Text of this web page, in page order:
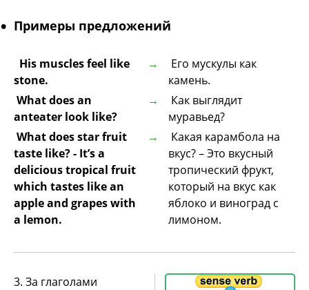
Примеры предложений
His muscles feel like
stone.
Его мускулы как
камень.
What does an
anteater look like?
Как выглядит
муравьед?
What does star fruit
taste like? - It’s a
delicious tropical fruit
which tastes like an
apple and grapes with
a lemon.
Какая карамбола на
вкус? – Это вкусный
тропический фрукт,
который на вкус как
яблоко и виноград с
лимоном.
3. За глаголами